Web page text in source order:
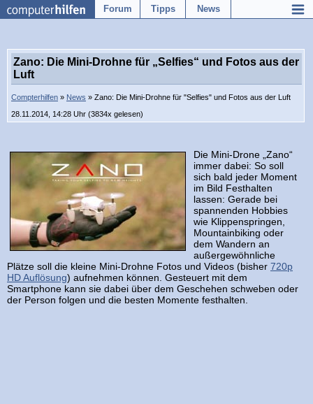
Forum Tipps News
Zano: Die Mini-Drohne für „Selfies“ und Fotos aus der
Luft
Compterhilfen » News » Zano: Die Mini-Drohne für "Selfies" und Fotos aus der Luft
28.11.2014, 14:28 Uhr (3834x gelesen)
Die Mini-Drone „Zano“
immer dabei: So soll
sich bald jeder Moment
im Bild Festhalten
lassen: Gerade bei
spannenden Hobbies
wie Klippenspringen,
Mountainbiking oder
dem Wandern an
außergewöhnliche
Plätze soll die kleine Mini-Drohne Fotos und Videos (bisher 720p
HD Auflösung) aufnehmen können. Gesteuert mit dem
Smartphone kann sie dabei über dem Geschehen schweben oder
der Person folgen und die besten Momente festhalten.